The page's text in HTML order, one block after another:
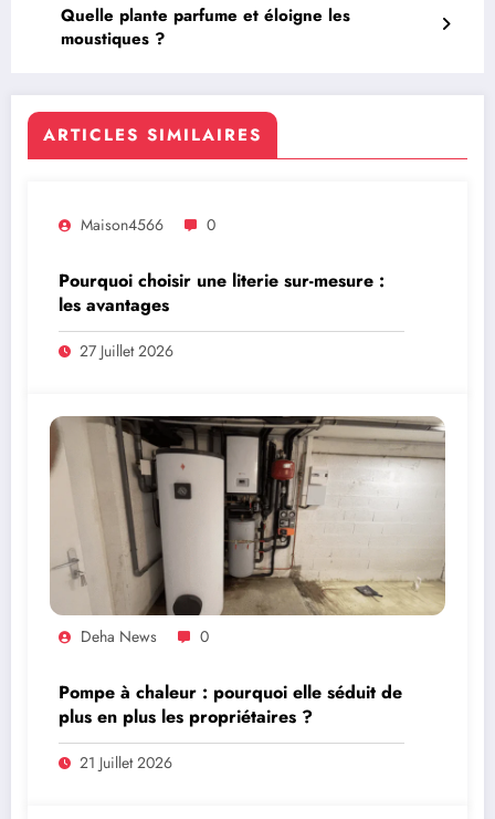
Quelle plante parfume et éloigne les
moustiques ?
ARTICLES SIMILAIRES
Maison4566 0
Pourquoi choisir une literie sur-mesure :
les avantages
27 Juillet 2026
Deha News 0
Pompe à chaleur : pourquoi elle séduit de
plus en plus les propriétaires ?
21 Juillet 2026